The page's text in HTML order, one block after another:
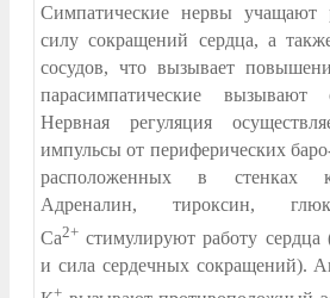
Симпатические нервы
силу сокращений сердца, а
сосудов, что вызывает
парасимпатические вызывают
Нервная регуляция
импульсы от периферических
расположенных в стенках
Адреналин, тироксин,
Са2+ стимулируют работу сердца
и сила сердечных сокращений).
+